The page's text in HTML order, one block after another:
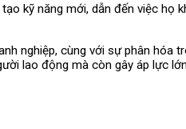
kỹ năng mới, dẫn đến việc họ
nghiệp, cùng với sự phân
lao động mà còn gây áp lực